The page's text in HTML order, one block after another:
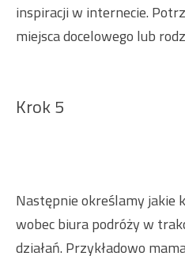
inspiracji w internecie.
miejsca docelowego lub
Krok 5
Następnie określamy jakie
wobec biura podróży w
działań. Przykładowo